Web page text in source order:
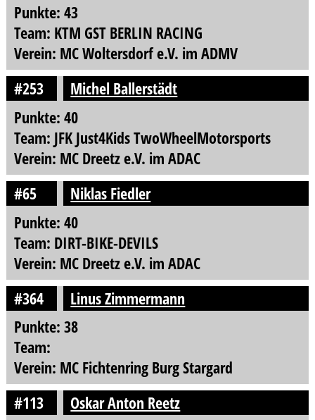
Punkte: 43
Team: KTM GST BERLIN RACING
Verein: MC Woltersdorf e.V. im ADMV
#253
Michel Ballerstädt
Punkte: 40
Team: JFK Just4Kids TwoWheelMotorsports
Verein: MC Dreetz e.V. im ADAC
#65
Niklas Fiedler
Punkte: 40
Team: DIRT-BIKE-DEVILS
Verein: MC Dreetz e.V. im ADAC
#364
Linus Zimmermann
Punkte: 38
Team:
Verein: MC Fichtenring Burg Stargard
#113
Oskar Anton Reetz